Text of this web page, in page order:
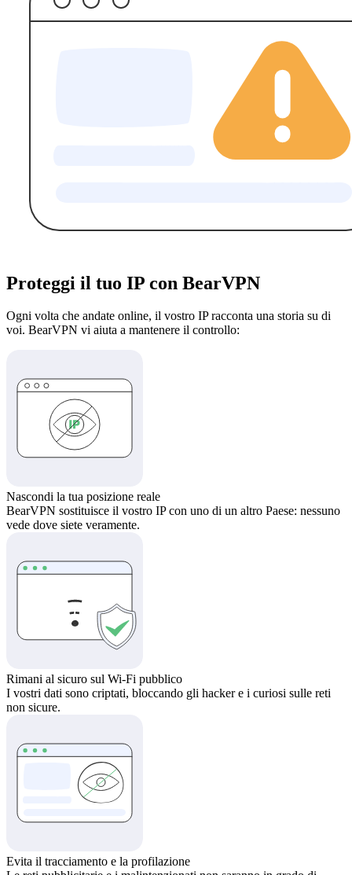
Proteggi il tuo IP con BearVPN
Ogni volta che andate online, il vostro IP racconta una storia su di
voi. BearVPN vi aiuta a mantenere il controllo:
Nascondi la tua posizione reale
BearVPN sostituisce il vostro IP con uno di un altro Paese: nessuno
vede dove siete veramente.
Rimani al sicuro sul Wi-Fi pubblico
I vostri dati sono criptati, bloccando gli hacker e i curiosi sulle reti
non sicure.
Evita il tracciamento e la profilazione